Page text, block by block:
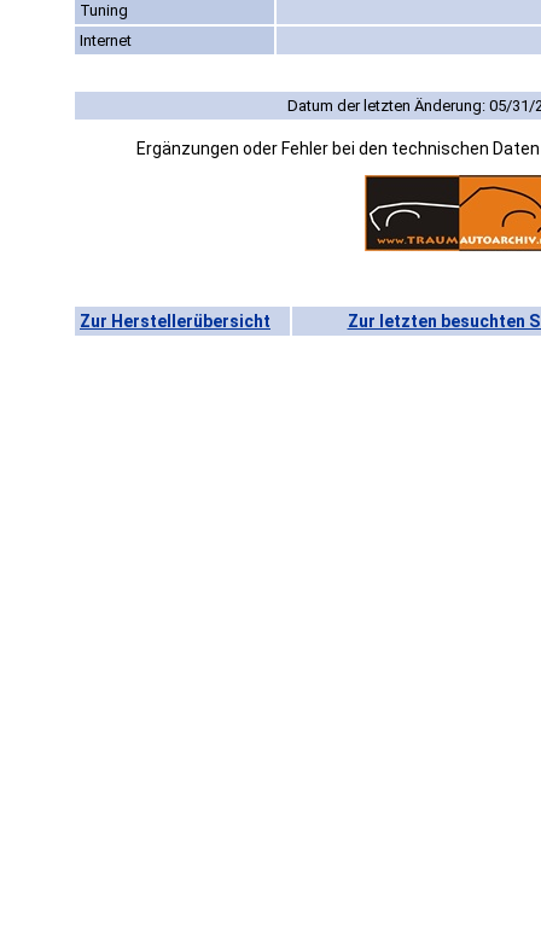
Tuning
Internet
Datum der letzten Änderung: 05/31/
Ergänzungen oder Fehler bei den technischen
Zur Herstellerübersicht Zur letzten besuchten